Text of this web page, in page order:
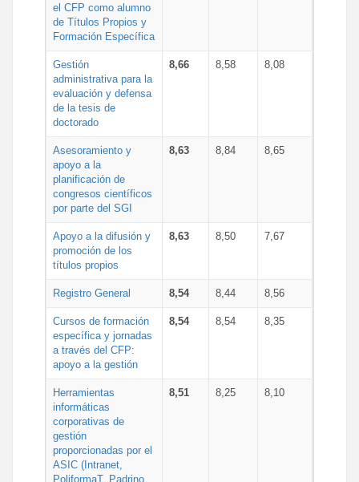
el CFP como alumno
de Títulos Propios y
Formación Específica
Gestión
administrativa para la
evaluación y defensa
de la tesis de
doctorado
8,66 8,58 8,08
Asesoramiento y
apoyo a la
planificación de
congresos científicos
por parte del SGI
8,63 8,84 8,65
Apoyo a la difusión y
promoción de los
títulos propios
8,63 8,50 7,67
Registro General 8,54 8,44 8,56
Cursos de formación
específica y jornadas
a través del CFP:
apoyo a la gestión
8,54 8,54 8,35
Herramientas
informáticas
corporativas de
gestión
proporcionadas por el
ASIC (Intranet,
PoliformaT, Padrino,
8,51 8,25 8,10